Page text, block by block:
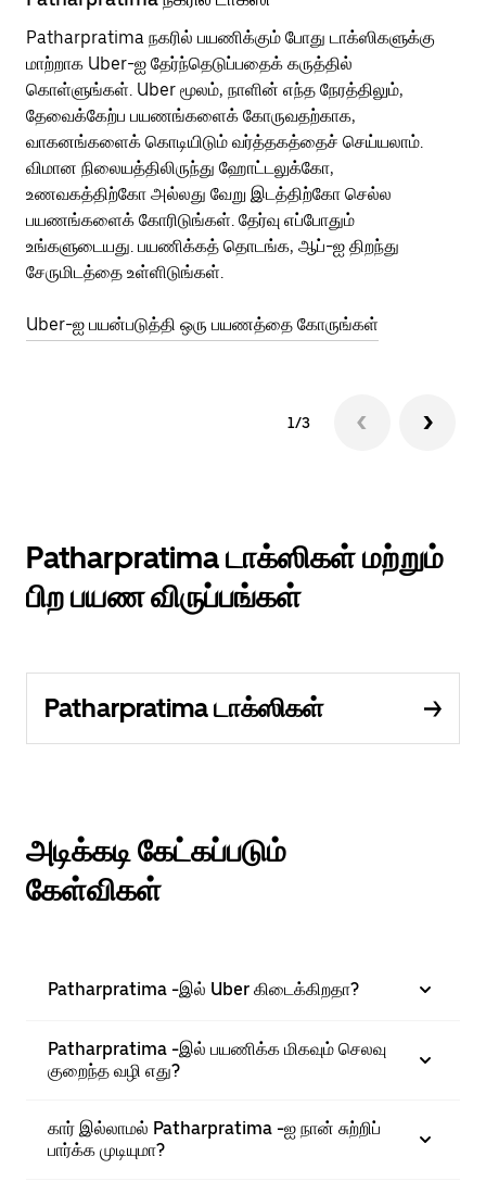
Patharpratima நகரில் பயணிக்கும் போது டாக்ஸிகளுக்கு
மாற்றாக Uber-ஐ தேர்ந்தெடுப்பதைக் கருத்தில்
கொள்ளுங்கள். Uber மூலம், நாளின் எந்த நேரத்திலும்,
தேவைக்கேற்ப பயணங்களைக் கோருவதற்காக,
வாகனங்களைக் கொடியிடும் வர்த்தகத்தைச் செய்யலாம்.
விமான நிலையத்திலிருந்து ஹோட்டலுக்கோ,
உணவகத்திற்கோ அல்லது வேறு இடத்திற்கோ செல்ல
பயணங்களைக் கோரிடுங்கள். தேர்வு எப்போதும்
உங்களுடையது. பயணிக்கத் தொடங்க, ஆப்-ஐ திறந்து
சேருமிடத்தை உள்ளிடுங்கள்.
Uber-ஐ பயன்படுத்தி ஒரு பயணத்தை கோருங்கள்
1/3
Patharpratima டாக்ஸிகள் மற்றும்
பிற பயண விருப்பங்கள்
Patharpratima டாக்ஸிகள்
அடிக்கடி கேட்கப்படும்
கேள்விகள்
Patharpratima -இல் Uber கிடைக்கிறதா?
Patharpratima -இல் பயணிக்க மிகவும் செலவு
குறைந்த வழி எது?
கார் இல்லாமல் Patharpratima -ஐ நான் சுற்றிப்
பார்க்க முடியுமா?